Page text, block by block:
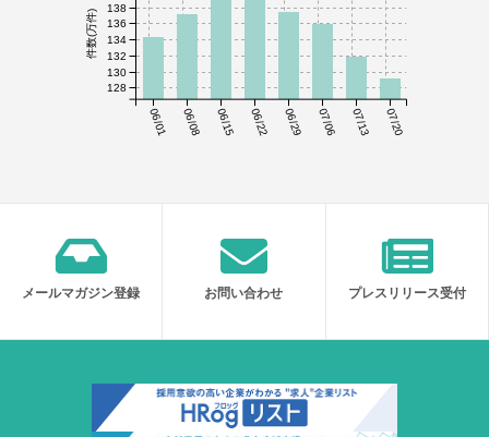
06/01 06/08 06/15 06/22 06/29 07/06 07/13 07/20
件数(万件)
128
130
132
134
136
138
メールマガジン登録 お問い合わせ プレスリリース受付